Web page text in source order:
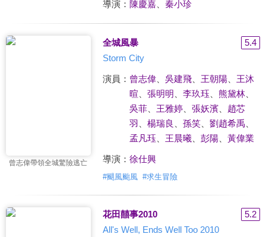
導演： 陳慶嘉、 秦小珍
曾志偉帶領全城驚險逃亡
全城風暴
5.4
Storm City
演員： 曾志偉、 吳建飛、 王朝陽、 王沐
暄
張明明 李玖珏 熊黛林、
吳菲、 王雅婷、 張妖濱、 趙芯
羽
楊瑞良 孫笑、 劉趙希禹
孟凡珏
王晨曦、 彭陽、 黃偉業
導演： 徐仕興
#颶風颱風 #求生冒險
花田囍事2010
5.2
All's Well, Ends Well Too 2010